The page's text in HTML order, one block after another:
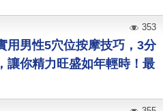
用男性5穴位按摩技巧，3分
讓你精力旺盛如年輕時！最
353